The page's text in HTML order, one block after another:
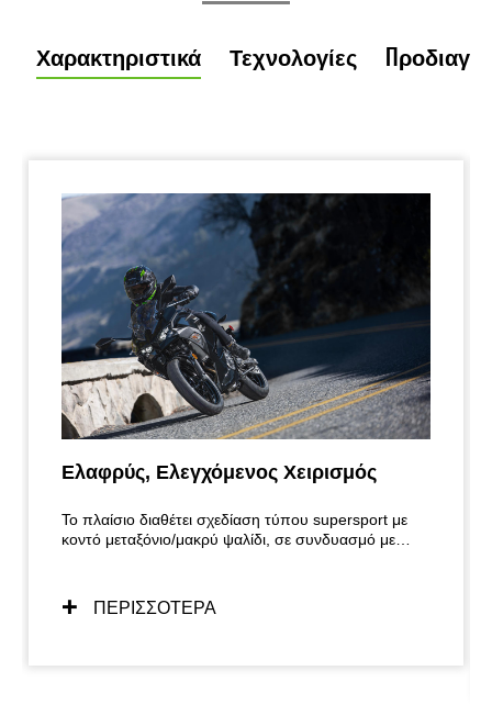
Χαρακτηριστικά Τεχνολογίες
Ελαφρύς, Ελεγχόμενος Χειρισμός
Το πλαίσιο διαθέτει σχεδίαση τύπου supersport με
κοντό μεταξόνιο/μακρύ ψαλίδι, σε συνδυασμό με
βάρος της μοτοσυκλέτας συμβάλλει επίσης στον
εύκολο χειρισμό και διευκολύνει τους ελιγμούς όταν ο
ΠΕΡΙΣΣΟΤΕΡΑ